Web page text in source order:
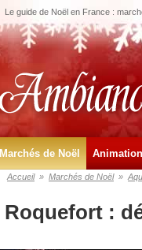
Le guide de Noël en France :
Marchés de Noël
Accueil » Marchés de Noël »
Roquefort :